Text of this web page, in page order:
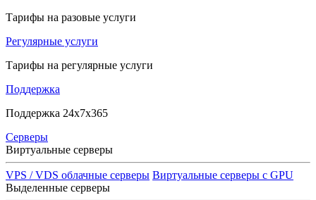
Тарифы на разовые услуги
Регулярные услуги
Тарифы на регулярные услуги
Поддержка
Поддержка 24x7x365
Серверы
Виртуальные серверы
VPS / VDS облачные серверы Виртуальные серверы с GPU
Выделенные серверы